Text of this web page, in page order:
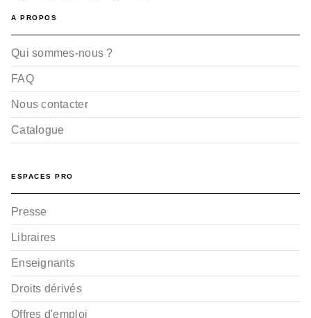
A PROPOS
Qui sommes-nous ?
FAQ
Nous contacter
Catalogue
ESPACES PRO
Presse
Libraires
Enseignants
Droits dérivés
Offres d'emploi